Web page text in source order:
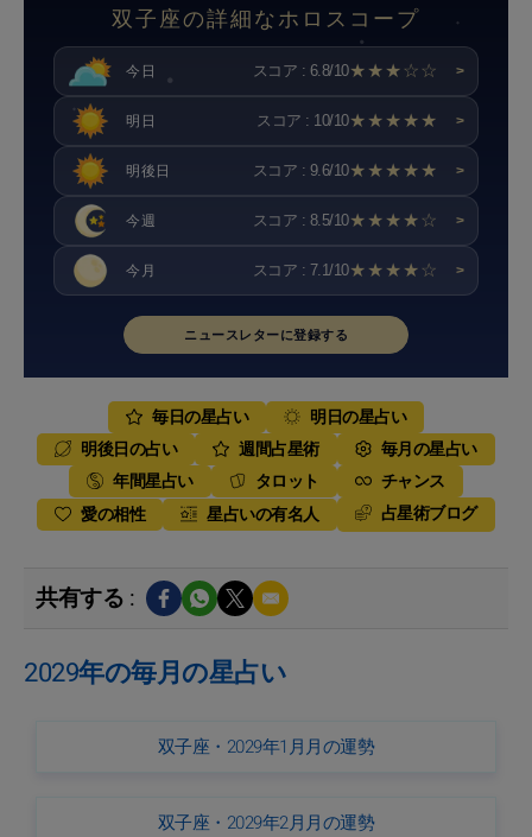
双子座の詳細なホロスコープ
今日 スコア : 6.8/10★★★☆☆ >
明日 スコア : 10/10★★★★★ >
明後日 スコア : 9.6/10★★★★★ >
今週 スコア : 8.5/10★★★★☆ >
今月 スコア : 7.1/10★★★★☆ >
ニュースレターに登録する
毎日の星占い
明日の星占い
明後日の占い
週間占星術
毎月の星占い
年間星占い
タロット
チャンス
愛の相性
星占いの有名人 占星術ブログ
共有する :
2029年の毎月の星占い
双子座・2029年1月月の運勢
双子座・2029年2月月の運勢